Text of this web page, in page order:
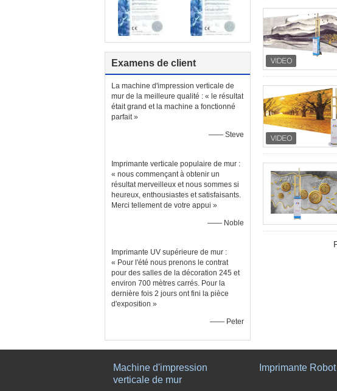
Examens de client
La machine d'impression verticale de
mur de la meilleure qualité : « le résultat
était grand et la machine a fonctionné
parfait »
—— Steve
Imprimante verticale populaire de mur :
« nous commençant à obtenir un
résultat merveilleux et nous sommes si
heureux, enthousiastes et satisfaisants.
Merci tellement de votre appui »
—— Noble
Imprimante UV supérieure de mur :
« Pour l'été nous prenons le contrat
pour des salles de la décoration 245 et
environ 700 mètres carrés. Pour la
dernière fois 2 jours ont fini la pièce
d'exposition »
—— Peter
Machine d'impression
verticale de mur
Imprimante